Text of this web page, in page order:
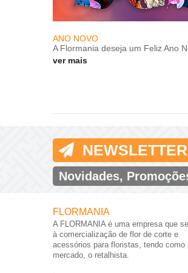
ANO NOVO
A Flormania deseja um Feliz Ano
ver mais
NEWSLETTER
Novidades,
FLORMANIA
A FLORMANIA é uma empresa que
à comercialização de flor de corte e
acessórios para floristas, tendo como
mercado, o retalhista.